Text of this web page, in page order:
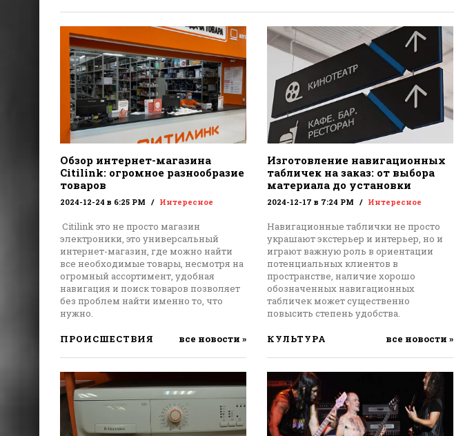
Обзор интернет-магазина
Citilink: огромное разнообразие
товаров
2024-12-24 в 6:25 PM Интересное
Citilink это не просто магазин
электроники, это универсальный
интернет-магазин, где можно найти
все необходимые товары, несмотря на
огромный ассортимент, удобная
навигация и поиск товаров позволяет
без проблем найти именно то, что
нужно.
Изготовление навигационных
табличек на заказ: от выбора
материала до установки
2024-12-17 в 7:24 PM Интересное
Навигационные таблички не просто
украшают экстерьер и интерьер, но и
играют важную роль в ориентации
потенциальных клиентов в
пространстве, наличие хорошо
обозначенных навигационных
табличек может существенно
повысить степень удобства.
ПРОИСШЕСТВИЯ все новости » КУЛЬТУРА все новости »